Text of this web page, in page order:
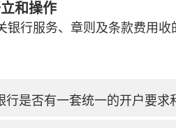
和操作
银行服务、章则及条款费用收
行是否有一套统一的开户要求